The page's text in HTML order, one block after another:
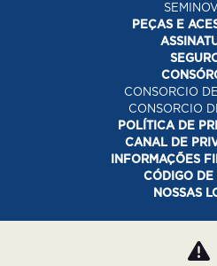
PEÇAS E
CONSORCIO
CONSORCIO
POLÍTICA DE
CANAL DE
INFORMAÇÕES
CÓDIGO DE
NOSSAS
Desacelere. Seu